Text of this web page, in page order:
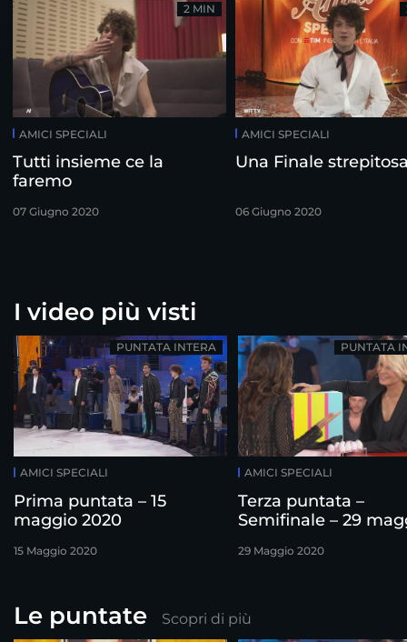
AMICI SPECIALI
Tutti insieme ce la
faremo
07 Giugno 2020
2 MIN
AMICI SPECIALI
Una Finale
06 Giugno 2020
I video più visti
AMICI SPECIALI
Prima puntata – 15
maggio 2020
15 Maggio 2020
PUNTATA INTERA
AMICI SPECIALI
Terza puntata –
Semifinale – 29
29 Maggio 2020
PUNTATA
Le puntate Scopri di più